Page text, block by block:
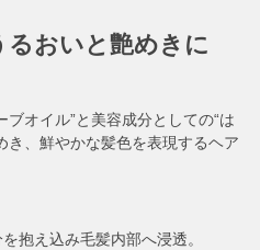
るおいと艶めきに
オイル”と美容成分としての“は
き、鮮やかな髪色を表現するヘア
抱え込み毛髪内部へ浸透。